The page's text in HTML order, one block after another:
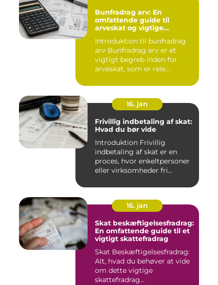
Bunfradrag arv: En
omfattende guide til
arveskat og vigtige
og finansfolk
Introduktion til bunfradrag
arv Bunfradrag arv er et
vigtigt begreb inden for
arveskat, som er rele...
16. jan
Frivillig indbetaling af skat:
Hvad du bør vide
Introduktion Frivillig
indbetaling af skat er en
proces, hvor enkeltpersoner
eller virksomheder fri...
16. jan
Skat beskæftigelsesfradrag:
En omfattende guide til et
vigtigt skattefradrag
Skat Beskæftigelsesfradrag:
Alt, hvad du behøver at vide
om dette vigtige
skattefradrag